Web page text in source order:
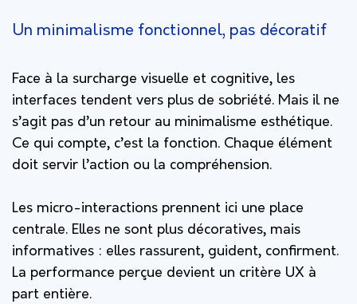
Un minimalisme fonctionnel, pas décoratif
Face à la surcharge visuelle et cognitive, les
interfaces tendent vers plus de sobriété. Mais il ne
s’agit pas d’un retour au minimalisme esthétique.
Ce qui compte, c’est la fonction. Chaque élément
doit servir l’action ou la compréhension.
Les micro-interactions prennent ici une place
centrale. Elles ne sont plus décoratives, mais
informatives : elles rassurent, guident, confirment.
La performance perçue devient un critère UX à
part entière.